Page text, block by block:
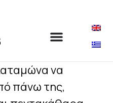
να
πάνω της,